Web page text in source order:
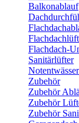
Balkonablauf
Flachdach-
Sanitärlüfter
Zubehör
Zubehör
Zubehör
Zubehör